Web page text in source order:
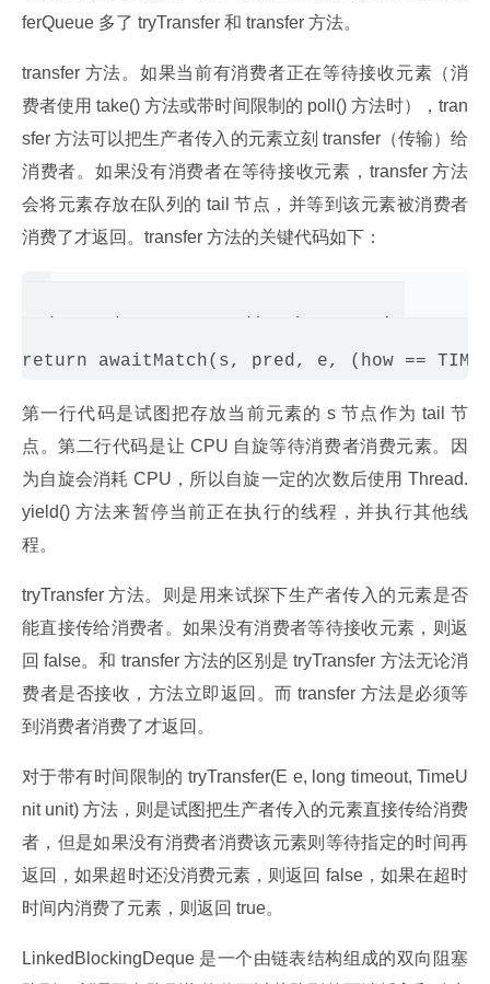
ferQueue 多了 tryTransfer 和 transfer 方法。
transfer 方法。如果当前有消费者正在等待接收元素（消
费者使用 take() 方法或带时间限制的 poll() 方法时），tran
sfer 方法可以把生产者传入的元素立刻 transfer（传输）给
消费者。如果没有消费者在等待接收元素，transfer 方法
会将元素存放在队列的 tail 节点，并等到该元素被消费者
消费了才返回。transfer 方法的关键代码如下：
第一行代码是试图把存放当前元素的 s 节点作为 tail 节
点。第二行代码是让 CPU 自旋等待消费者消费元素。因
为自旋会消耗 CPU，所以自旋一定的次数后使用 Thread.
yield() 方法来暂停当前正在执行的线程，并执行其他线
程。
tryTransfer 方法。则是用来试探下生产者传入的元素是否
能直接传给消费者。如果没有消费者等待接收元素，则返
回 false。和 transfer 方法的区别是 tryTransfer 方法无论消
费者是否接收，方法立即返回。而 transfer 方法是必须等
到消费者消费了才返回。
对于带有时间限制的 tryTransfer(E e, long timeout, TimeU
nit unit) 方法，则是试图把生产者传入的元素直接传给消费
者，但是如果没有消费者消费该元素则等待指定的时间再
返回，如果超时还没消费元素，则返回 false，如果在超时
时间内消费了元素，则返回 true。
LinkedBlockingDeque 是一个由链表结构组成的双向阻塞